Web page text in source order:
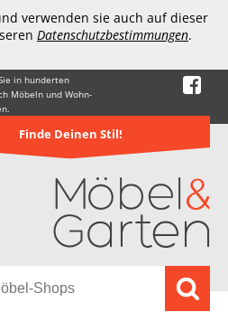
verwenden sie auch auf dieser
Datenschutzbestimmungen.
in hunderten
Möbeln und Wohn-
Finde Deinen Stil!